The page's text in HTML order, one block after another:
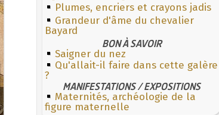
Plumes, encriers et crayons jadis
Grandeur d'âme du chevalier
Bayard
BON À SAVOIR
Saigner du nez
Qu'allait-il faire dans cette galère
?
MANIFESTATIONS / EXPOSITIONS
Maternités, archéologie de la
figure maternelle